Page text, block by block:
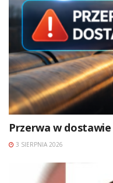
Przerwa w dostawie
3 SIERPNIA 2026